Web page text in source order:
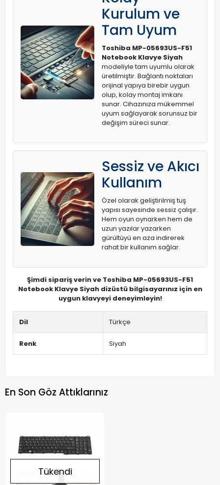
Kurulum ve
Tam Uyum
Toshiba MP-05693US-F51
Notebook Klavye Siyah
modeliyle tam uyumlu olarak
üretilmiştir. Bağlantı noktaları
orijinal yapıya birebir uygun
olup, kolay montaj imkanı
sunar. Cihazınıza mükemmel
uyum sağlayarak sorunsuz bir
değişim süreci sunar.
Sessiz ve Akıcı
Kullanım
Özel olarak geliştirilmiş tuş
yapısı sayesinde sessiz çalışır.
Hem oyun oynarken hem de
uzun yazılar yazarken
gürültüyü en aza indirerek
rahat bir kullanım sağlar.
Şimdi sipariş verin ve Toshiba MP-05693US-F51
Notebook Klavye Siyah dizüstü bilgisayarınız için en
uygun klavyeyi deneyimleyin!
Dil Türkçe
Renk Siyah
En Son Göz Attıklarınız
Tükendi